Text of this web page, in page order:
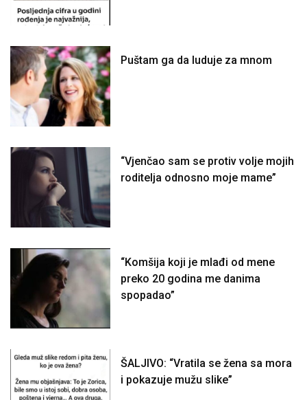
Puštam ga da luduje za mnom
“Vjenčao sam se protiv volje mojih
roditelja odnosno moje mame”
“Komšija koji je mlađi od mene
preko 20 godina me danima
spopadao”
ŠALJIVO: “Vratila se žena sa mora
i pokazuje mužu slike”